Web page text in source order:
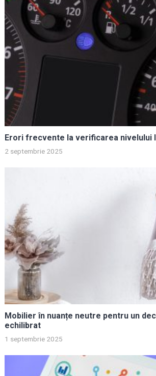
Erori frecvente la verificarea nivelului
2 septembrie 2025
Mobilier în nuanțe neutre pentru un
echilibrat
1 septembrie 2025